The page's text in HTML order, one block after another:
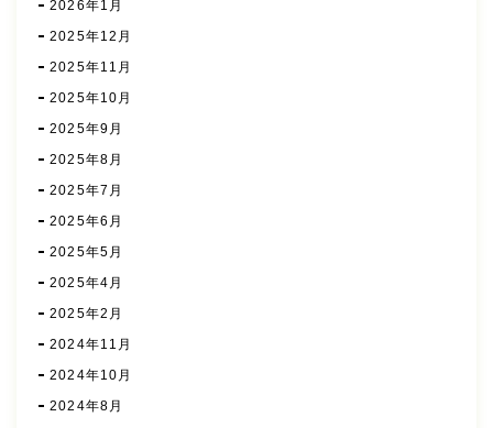
2026年1月
2025年12月
2025年11月
2025年10月
2025年9月
2025年8月
2025年7月
2025年6月
2025年5月
2025年4月
2025年2月
2024年11月
2024年10月
2024年8月